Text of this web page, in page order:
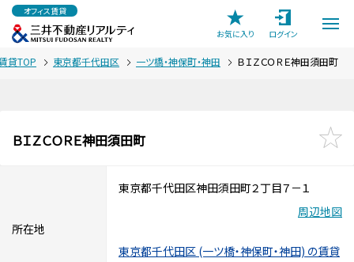
オフィス賃貸
お気に入り
ログイン
貸TOP 東京都千代田区 一ツ橋・神保町・神田 ＢＩＺＣＯＲＥ神田須田町
ＢＩＺＣＯＲＥ神田須田町
所在地
東京都千代田区神田須田町２丁目７－１
周辺地図
東京都千代田区 (一ツ橋・神保町・神田) の賃貸